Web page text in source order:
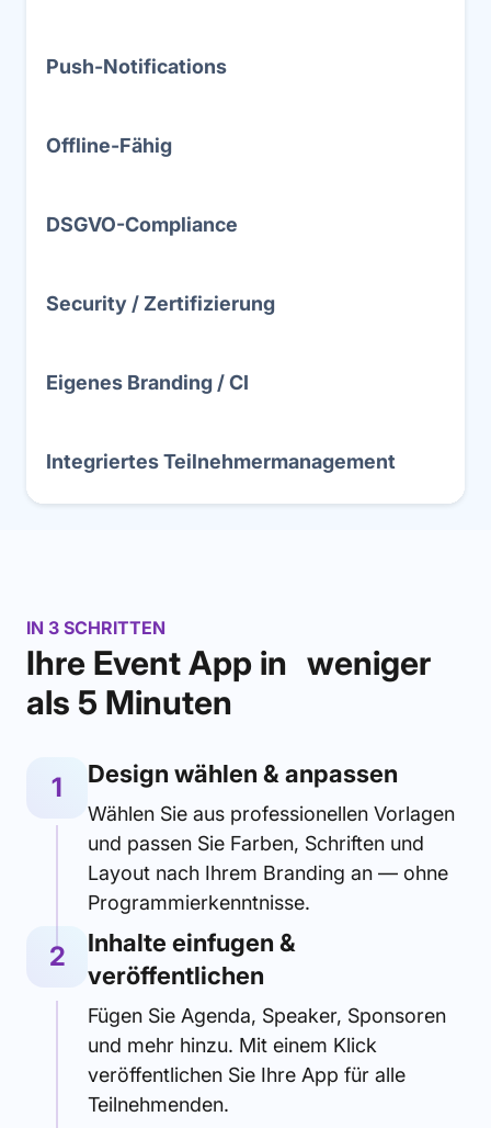
Push-Notifications
Offline-Fähig
DSGVO-Compliance
Security / Zertifizierung
Eigenes Branding / CI
Integriertes Teilnehmermanagement
IN 3 SCHRITTEN
Ihre Event App in weniger
als 5 Minuten
1 Design wählen & anpassen
Wählen Sie aus professionellen Vorlagen
und passen Sie Farben, Schriften und
Layout nach Ihrem Branding an — ohne
Programmierkenntnisse.
2
Inhalte einfugen &
veröffentlichen
Fügen Sie Agenda, Speaker, Sponsoren
und mehr hinzu. Mit einem Klick
veröffentlichen Sie Ihre App für alle
Teilnehmenden.